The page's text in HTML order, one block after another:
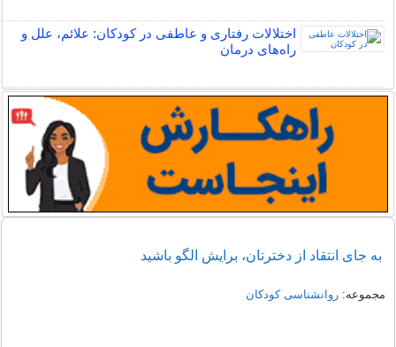
اختلالات رفتاری و عاطفی در کودکان: علائم، علل و
راه‌های درمان
به جای انتقاد از دخترتان، برایش الگو باشید
مجموعه:روانشناسی کودکان